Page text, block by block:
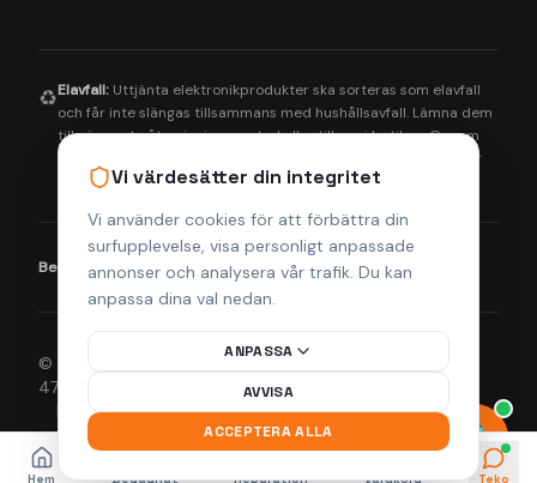
Vi värdesätter din integritet
Vi använder cookies för att förbättra din
surfupplevelse, visa personligt anpassade
annonser och analysera vår trafik. Du kan
anpassa dina val nedan.
ANPASSA
AVVISA
ACCEPTERA ALLA
♻️Elavfall: Uttjänta elektronikprodukter ska sorteras som elavfall
och får inte slängas tillsammans med hushållsavfall. Lämna dem
till närmaste återvinningscentral eller till oss i butiken. Genom
korrekt hantering bidrar du till en bättre miljö och säkerställer
att farliga ämnen tas om hand på rätt sätt.
Betalningsmetoder: Visa Mastercard Klarna
© 2026 Helsingborgs Teknikcenter AB (Org.nr 556943-
4755). Alla rättigheter förbehållna.
IntegritetspolicyKöpvillkorReturpolicyFrakt & Leverans
Hem Begagnat Reparation Varukorg Teko